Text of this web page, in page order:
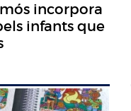
incorpora
infants que